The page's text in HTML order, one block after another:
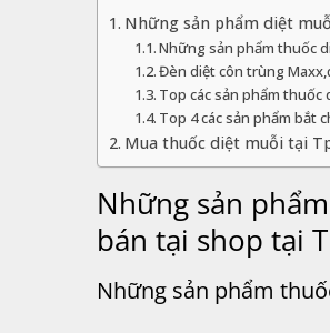
Những sản phẩm diệt
Những sản phẩm thuốc
Đèn diệt côn trùng
Top các sản phẩm
Top 4 các sản phẩm bắt
Mua thuốc diệt muỗi tại
Những sản
bán tại shop tại
Những sản phẩm